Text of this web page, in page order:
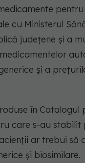
pentru
cu Ministerul
județene și a
și a
în Catalogul
care s-au stabilit
ar trebui să
și biosimilare.